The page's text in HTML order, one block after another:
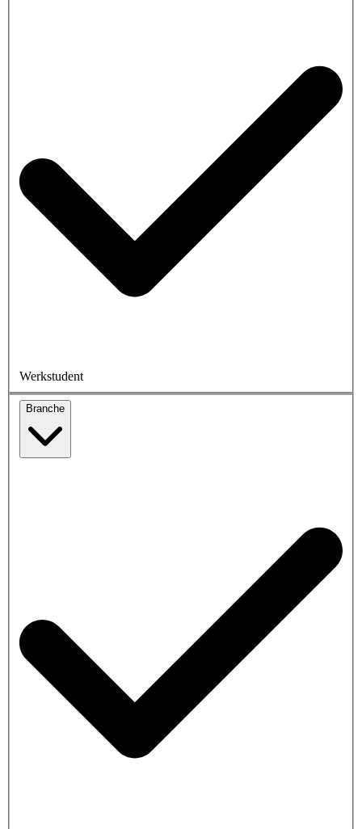
Werkstudent
Branche